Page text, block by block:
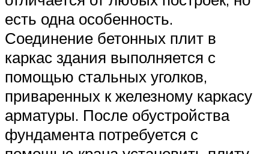
есть одна особенность.
Соединение бетонных плит в
каркас здания выполняется с
помощью стальных уголков,
приваренных к железному каркасу
арматуры. После обустройства
фундамента потребуется с